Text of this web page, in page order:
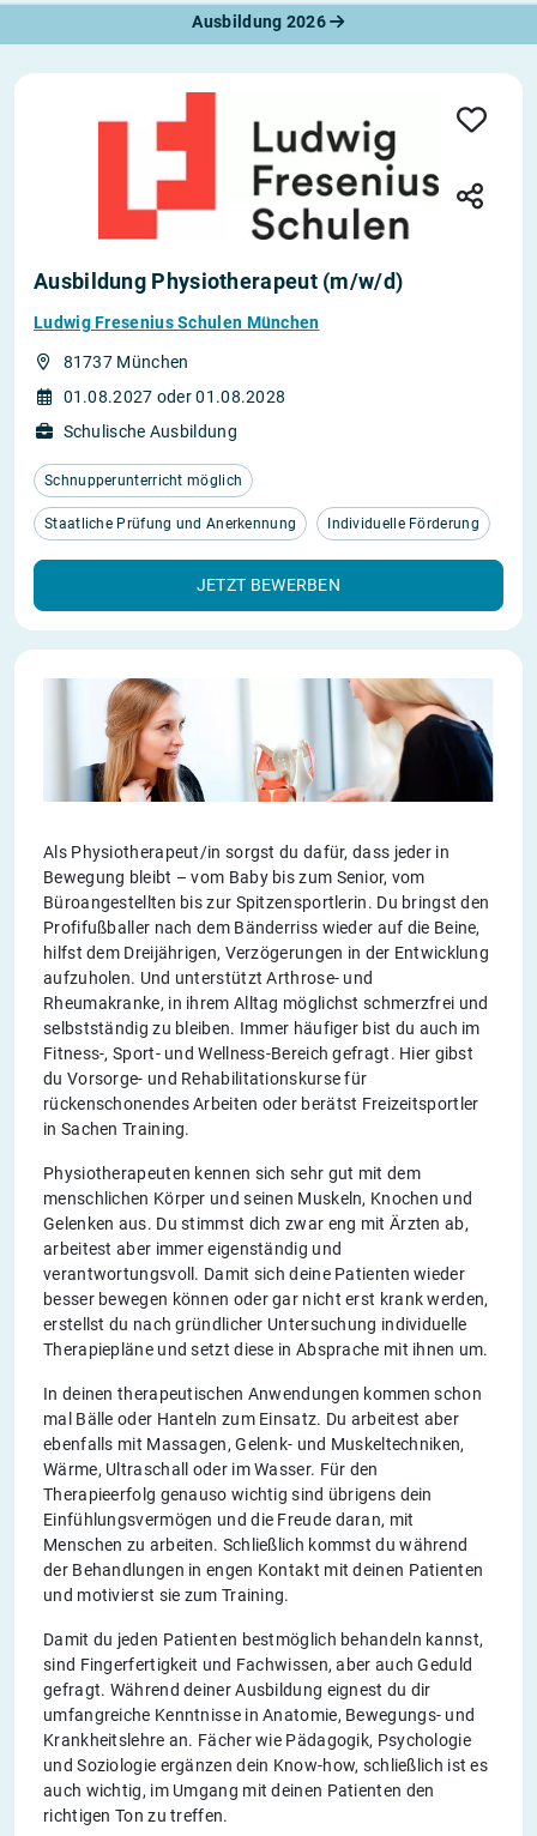
Ausbildung 2026
Ausbildung Physiotherapeut (m/w/d)
Ludwig Fresenius Schulen München
81737 München
01.08.2027 oder 01.08.2028
Schulische Ausbildung
Schnupperunterricht möglich
Staatliche Prüfung und Anerkennung Individuelle Förderung
JETZT BEWERBEN
Als Physiotherapeut/in sorgst du dafür, dass jeder in
Bewegung bleibt – vom Baby bis zum Senior, vom
Büroangestellten bis zur Spitzensportlerin. Du bringst den
Profifußballer nach dem Bänderriss wieder auf die Beine,
hilfst dem Dreijährigen, Verzögerungen in der Entwicklung
aufzuholen. Und unterstützt Arthrose- und
Rheumakranke, in ihrem Alltag möglichst schmerzfrei und
selbstständig zu bleiben. Immer häufiger bist du auch im
Fitness-, Sport- und Wellness-Bereich gefragt. Hier gibst
du Vorsorge- und Rehabilitationskurse für
rückenschonendes Arbeiten oder berätst Freizeitsportler
in Sachen Training.
Physiotherapeuten kennen sich sehr gut mit dem
menschlichen Körper und seinen Muskeln, Knochen und
Gelenken aus. Du stimmst dich zwar eng mit Ärzten ab,
arbeitest aber immer eigenständig und
verantwortungsvoll. Damit sich deine Patienten wieder
besser bewegen können oder gar nicht erst krank werden,
erstellst du nach gründlicher Untersuchung individuelle
Therapiepläne und setzt diese in Absprache mit ihnen um.
In deinen therapeutischen Anwendungen kommen schon
mal Bälle oder Hanteln zum Einsatz. Du arbeitest aber
ebenfalls mit Massagen, Gelenk- und Muskeltechniken,
Wärme, Ultraschall oder im Wasser. Für den
Therapieerfolg genauso wichtig sind übrigens dein
Einfühlungsvermögen und die Freude daran, mit
Menschen zu arbeiten. Schließlich kommst du während
der Behandlungen in engen Kontakt mit deinen Patienten
und motivierst sie zum Training.
Damit du jeden Patienten bestmöglich behandeln kannst,
sind Fingerfertigkeit und Fachwissen, aber auch Geduld
gefragt. Während deiner Ausbildung eignest du dir
umfangreiche Kenntnisse in Anatomie, Bewegungs- und
Krankheitslehre an. Fächer wie Pädagogik, Psychologie
und Soziologie ergänzen dein Know-how, schließlich ist es
auch wichtig, im Umgang mit deinen Patienten den
richtigen Ton zu treffen.